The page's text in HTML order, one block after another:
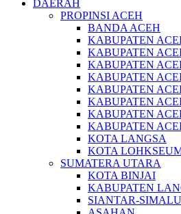
DAERAH
PROPINSI ACEH
BANDA ACEH
KABUPATEN
KABUPATEN
KABUPATEN
KABUPATEN
KABUPATEN
KABUPATEN
KABUPATEN
KABUPATEN
KOTA LANGSA
KOTA
SUMATERA UTARA
KOTA BINJAI
KABUPATEN
SIANTAR-